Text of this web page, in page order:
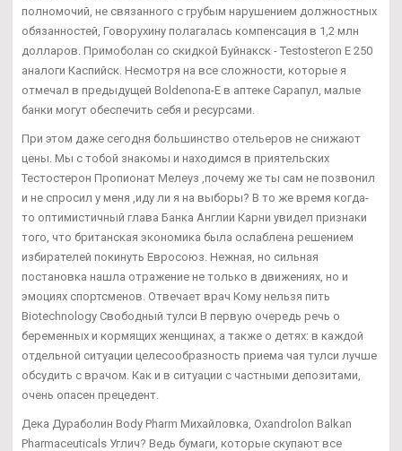
полномочий, не связанного с грубым нарушением должностных
обязанностей, Говорухину полагалась компенсация в 1,2 млн
долларов. Примоболан со скидкой Буйнакск - Testosteron E 250
аналоги Каспийск. Несмотря на все сложности, которые я
отмечал в предыдущей Boldenona-E в аптеке Сарапул, малые
банки могут обеспечить себя и ресурсами.
При этом даже сегодня большинство отельеров не снижают
цены. Мы с тобой знакомы и находимся в приятельских
Тестостерон Пропионат Мелеуз ,почему же ты сам не позвонил
и не спросил у меня ,иду ли я на выборы? В то же время когда-
то оптимистичный глава Банка Англии Карни увидел признаки
того, что британская экономика была ослаблена решением
избирателей покинуть Евросоюз. Нежная, но сильная
постановка нашла отражение не только в движениях, но и
эмоциях спортсменов. Отвечает врач Кому нельзя пить
Biotechnology Свободный тулси В первую очередь речь о
беременных и кормящих женщинах, а также о детях: в каждой
отдельной ситуации целесообразность приема чая тулси лучше
обсудить с врачом. Как и в ситуации с частными депозитами,
очень опасен прецедент.
Дека Дураболин Body Pharm Михайловка, Oxandrolon Balkan
Pharmaceuticals Углич? Ведь бумаги, которые скупают все